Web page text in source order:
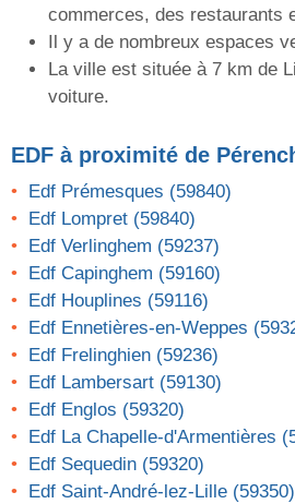
commerces, des restaurants
Il y a de nombreux espaces
La ville est située à 7 km de
voiture.
EDF à proximité de
Edf Prémesques (59840)
Edf Lompret (59840)
Edf Verlinghem (59237)
Edf Capinghem (59160)
Edf Houplines (59116)
Edf Ennetières-en-Weppes
Edf Frelinghien (59236)
Edf Lambersart (59130)
Edf Englos (59320)
Edf La Chapelle-d'Armentières
Edf Sequedin (59320)
Edf Saint-André-lez-Lille (59350)